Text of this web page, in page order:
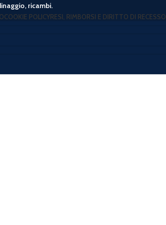
ricambi.
COOKIE POLICYRESI, RIMBORSI E DIRITTO DI RECESSO